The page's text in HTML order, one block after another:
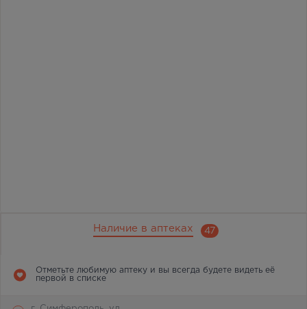
Наличие в аптеках 47
Отметьте любимую аптеку и вы всегда будете видеть её
первой в списке